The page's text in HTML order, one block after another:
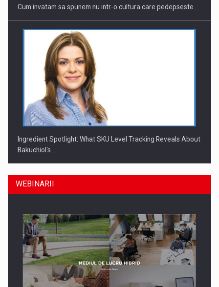
Cum invatam sa spunem nu intr-o cultura care pedepseste…
Ingredient Spotlight: What SKU Level Tracking Reveals About
Bakuchiol's…
Producatorii si comerciantii care nu se supun noilor
WEBINARII